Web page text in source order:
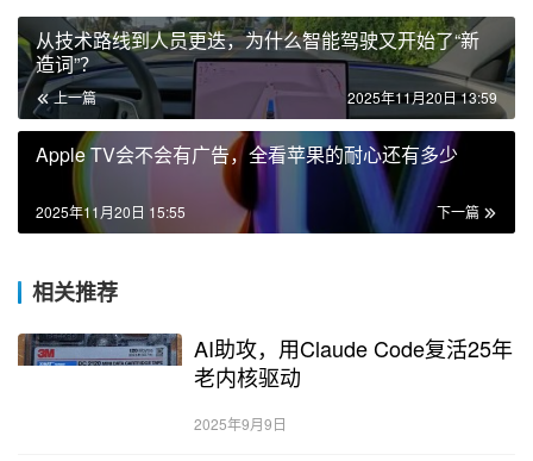
从技术路线到人员更迭，为什么智能驾驶又开始了“新
造词”？
上一篇 2025年11月20日 13:59
Apple TV会不会有广告，全看苹果的耐心还有多少
下一篇
2025年11月20日 15:55
相关推荐
AI助攻，用Claude Code复活25年
老内核驱动
2025年9月9日